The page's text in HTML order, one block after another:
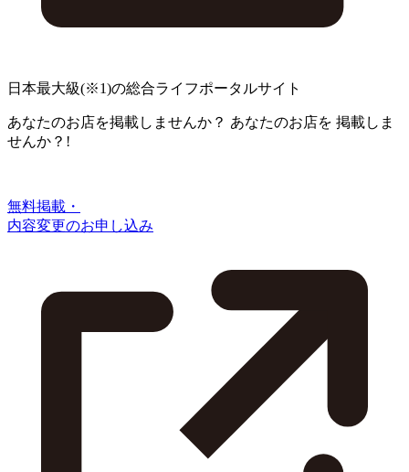
日本最大級(※1)の総合ライフポータルサイト
あなたのお店を掲載しませんか？ あなたのお店を 掲載しま
せんか？!
無料掲載・
内容変更のお申し込み